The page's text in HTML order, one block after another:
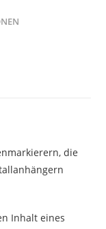
, die
Inhalt eines